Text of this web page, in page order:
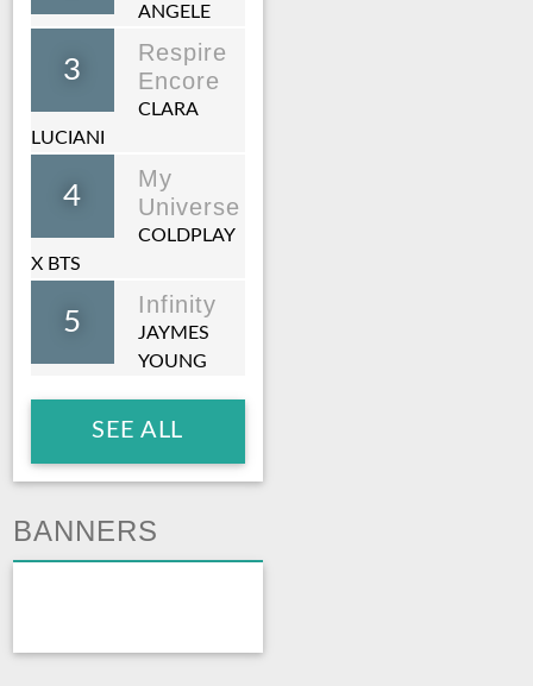
ANGELE
3
Respire
Encore
CLARA
LUCIANI
4
My
Universe
COLDPLAY
X BTS
5
Infinity
JAYMES
YOUNG
SEE ALL
BANNERS